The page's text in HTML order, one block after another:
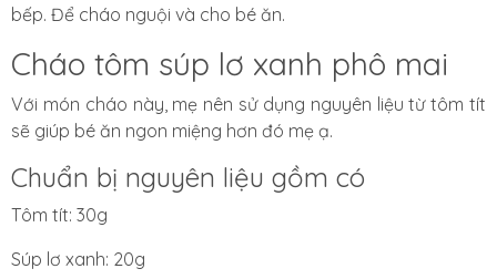
bếp. Để cháo nguội và cho bé ăn.
Cháo tôm súp lơ xanh phô mai
Với món cháo này, mẹ nên sử dụng nguyên liệu từ tôm tít
sẽ giúp bé ăn ngon miệng hơn đó mẹ ạ.
Chuẩn bị nguyên liệu gồm có
Tôm tít: 30g
Súp lơ xanh: 20g